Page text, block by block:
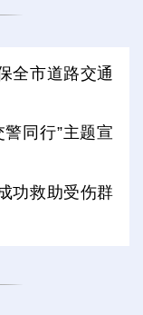
全市道路交通
同行”主题宣
功救助受伤群